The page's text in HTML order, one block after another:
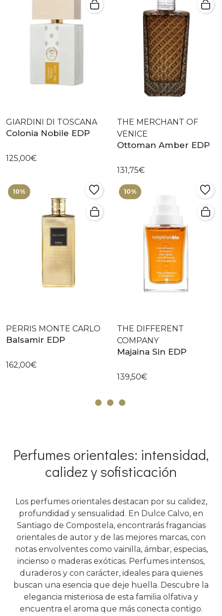
GIARDINI DI TOSCANA
Colonia Nobile EDP
125,00€
THE MERCHANT OF
VENICE
Ottoman Amber EDP
131,75€
10%
PERRIS MONTE CARLO
Balsamir EDP
162,00€
10%
THE DIFFERENT
COMPANY
Majaina Sin EDP
139,50€
Perfumes orientales: intensidad,
calidez y sofisticación
Los perfumes orientales destacan por su calidez,
profundidad y sensualidad. En Dulce Calvo, en
Santiago de Compostela, encontrarás fragancias
orientales de autor y de las mejores marcas, con
notas envolventes como vainilla, ámbar, especias,
incienso o maderas exóticas. Perfumes intensos,
duraderos y con carácter, ideales para quienes
buscan una esencia que deje huella. Descubre la
elegancia misteriosa de esta familia olfativa y
encuentra el aroma que más conecta contigo.